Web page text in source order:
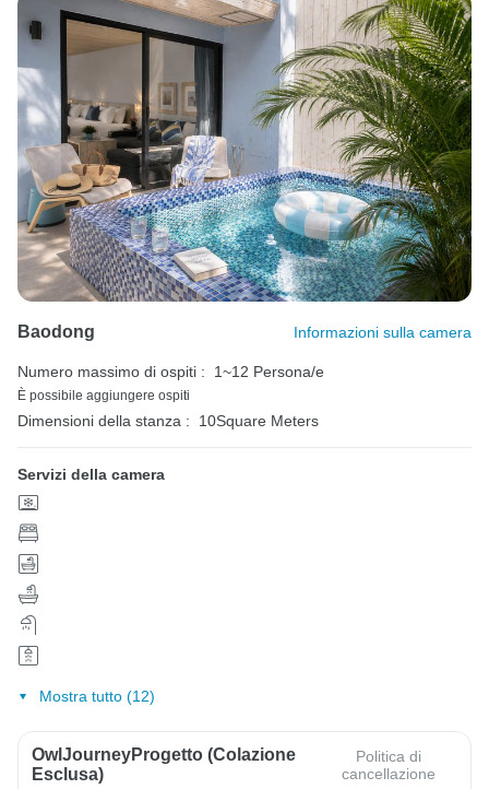
Baodong Informazioni sulla camera
Numero massimo di ospiti : 1~12 Persona/e
È possibile aggiungere ospiti
Dimensioni della stanza : 10Square Meters
Servizi della camera
Mostra tutto (12)
OwlJourneyProgetto (colazione
Esclusa)
Politica di
cancellazione